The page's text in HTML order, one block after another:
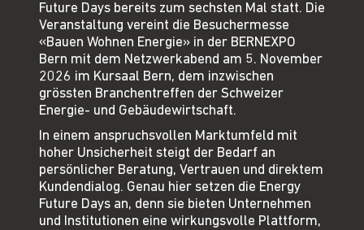
Future Days bereits zum sechsten Mal statt. Die
Veranstaltung vereint die Besuchermesse
«Bauen Wohnen Energie» in der BERNEXPO
Bern mit dem Netzwerkabend am 5. November
2026 im Kursaal Bern, dem inzwischen
grössten Branchentreffen der Schweizer
Energie- und Gebäudewirtschaft.
In einem anspruchsvollen Marktumfeld mit
hoher Unsicherheit steigt der Bedarf an
persönlicher Beratung, Vertrauen und direktem
Kundendialog. Genau hier setzen die Energy
Future Days an, denn sie bieten Unternehmen
und Institutionen eine wirkungsvolle Plattform,